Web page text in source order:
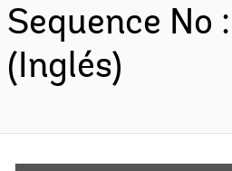
Sequence No
(Inglés)